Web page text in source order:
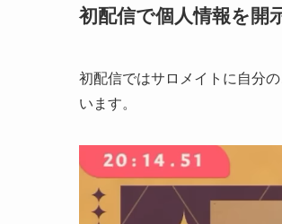
初配信で個人情報を開
初配信ではサロメイトに自分
います。